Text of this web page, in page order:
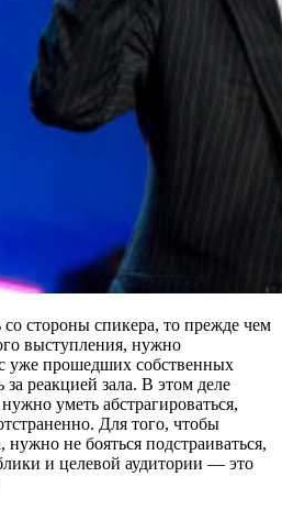
стороны спикера, то прежде чем
выступления, нужно
уже прошедших собственных
реакцией зала. В этом деле
уметь абстрагироваться,
Для того, чтобы
не бояться подстраиваться,
и целевой аудитории — это